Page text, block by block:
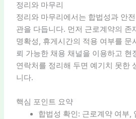
정리와 마무리
정리와 마무리에서는 합법성과 안
관을 다듭니다. 먼저 근로계약의 존
명확성, 휴게시간의 적용 여부를 문
뢰 가능한 채용 채널을 이용하고 현
연락처를 정리해 두면 예기치 못한
니다.
핵심 포인트 요약
합법성 확인: 근로계약 여부,